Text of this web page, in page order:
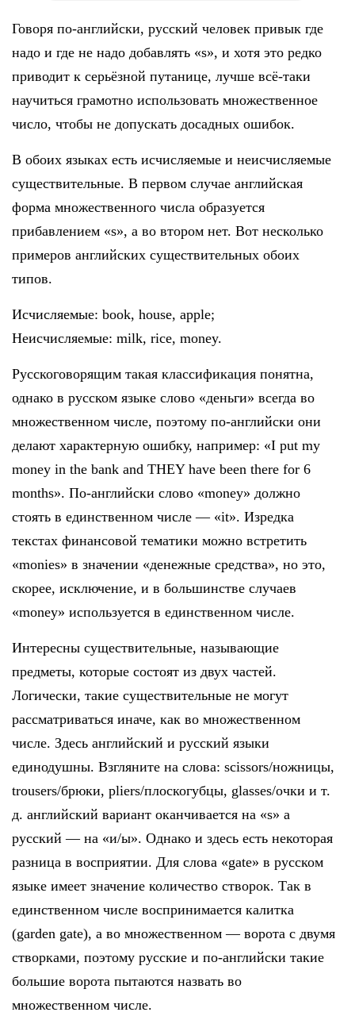
Говоря по-английски, русский человек привык где
надо и где не надо добавлять «s», и хотя это редко
приводит к серьёзной путанице, лучше всё-таки
научиться грамотно использовать множественное
число, чтобы не допускать досадных ошибок.
В обоих языках есть исчисляемые и неисчисляемые
существительные. В первом случае английская
форма множественного числа образуется
прибавлением «s», а во втором нет. Вот несколько
примеров английских существительных обоих
типов.
Исчисляемые: book, house, apple;
Неисчисляемые: milk, rice, money.
Русскоговорящим такая классификация понятна,
однако в русском языке слово «деньги» всегда во
множественном числе, поэтому по-английски они
делают характерную ошибку, например: «I put my
money in the bank and THEY have been there for 6
months». По-английски слово «money» должно
стоять в единственном числе — «it». Изредка
текстах финансовой тематики можно встретить
«monies» в значении «денежные средства», но это,
скорее, исключение, и в большинстве случаев
«money» используется в единственном числе.
Интересны существительные, называющие
предметы, которые состоят из двух частей.
Логически, такие существительные не могут
рассматриваться иначе, как во множественном
числе. Здесь английский и русский языки
единодушны. Взгляните на слова: scissors/ножницы,
trousers/брюки, pliers/плоскогубцы, glasses/очки и т.
д. английский вариант оканчивается на «s» а
русский — на «и/ы». Однако и здесь есть некоторая
разница в восприятии. Для слова «gate» в русском
языке имеет значение количество створок. Так в
единственном числе воспринимается калитка
(garden gate), а во множественном — ворота с двумя
створками, поэтому русские и по-английски такие
большие ворота пытаются назвать во
множественном числе.